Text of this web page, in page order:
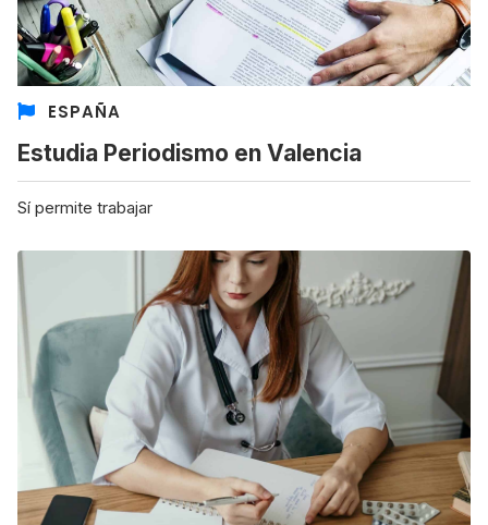
ESPAÑA
Estudia Periodismo en Valencia
Sí permite trabajar